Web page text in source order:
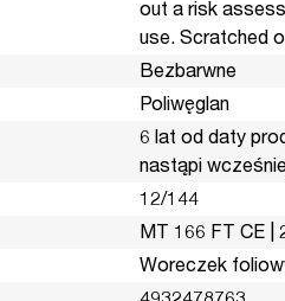
out a risk
use. Scratched
Bezbarwne
Poliwęglan
6 lat od daty
nastąpi
12/144
MT 166 FT CE |
Woreczek